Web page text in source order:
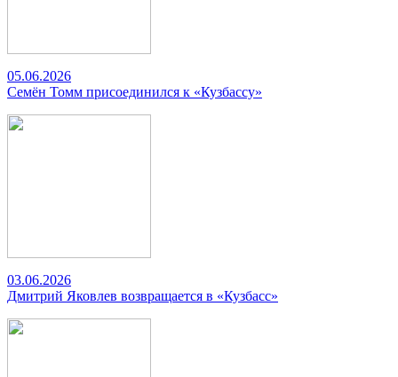
05.06.2026
Семён Томм присоединился к «Кузбассу»
03.06.2026
Дмитрий Яковлев возвращается в «Кузбасс»